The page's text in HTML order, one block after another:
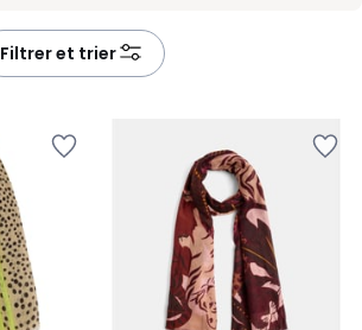
Filtrer et trier